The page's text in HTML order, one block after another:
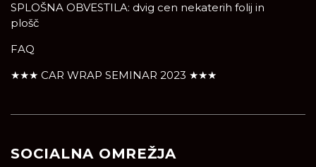
SPLOŠNA OBVESTILA: dvig cen nekaterih folij in
plošč
FAQ
★★★ CAR WRAP SEMINAR 2023 ★★★
SOCIALNA OMREŽJA